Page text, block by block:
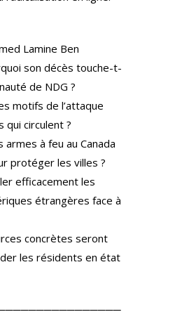
Lamine Ben
son décès touche-t-
de NDG ?
motifs de l’attaque
qui circulent ?
armes à feu au Canada
protéger les villes ?
efficacement les
étrangères face à
concrètes seront
les résidents en état